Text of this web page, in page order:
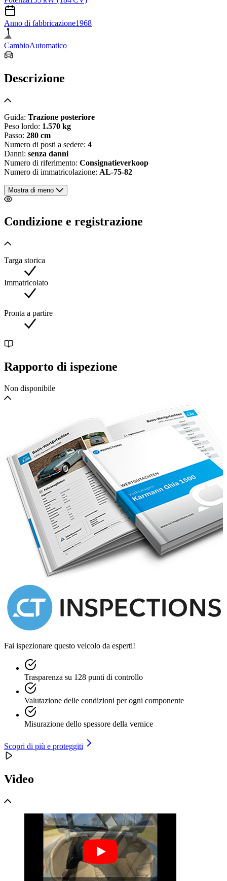
Anno di fabbricazione1968
CambioAutomatico
Descrizione
Guida: Trazione posteriore
Peso lordo: 1.570 kg
Passo: 280 cm
Numero di posti a sedere: 4
Danni: senza danni
Numero di riferimento: Consignatieverkoop
Numero di immatricolazione: AL-75-82
Mostra di meno
Condizione e registrazione
Targa storica
Immatricolato
Pronta a partire
Rapporto di ispezione
Non disponibile
Fai ispezionare questo veicolo da esperti!
Trasparenza su 128 punti di controllo
Valutazione delle condizioni per ogni componente
Misurazione dello spessore della vernice
Scopri di più e proteggiti
Video